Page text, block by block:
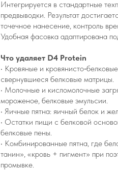
Интегрируется в стандартные
предвыводки. Результат
точечное нанесение, контроль
Удобная фасовка адаптирована
Что удаляет D4 Protein
• Кровяные и
свернувшиеся белковые матрицы.
• Молочные и кисломолочные
мороженое, белковые эмульсии.
• Яичные пятна: яичный белок и
• Остатки пищи с белковой
белковые пены.
• Комбинированные пятна, где
танин», «кровь + пигмент» при
промывке.